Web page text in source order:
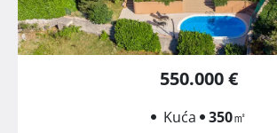
550.000 €
Kuća 350㎡